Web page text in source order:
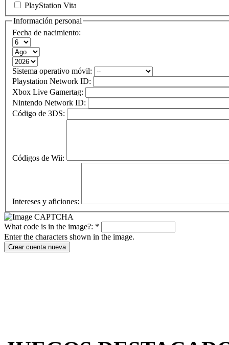
PlayStation Vita
Información personal
Fecha de nacimiento:
Sistema operativo móvil:
Playstation Network ID:
Xbox Live Gamertag:
Nintendo Network ID:
Código de 3DS:
Códigos de Wii:
Intereses y aficiones:
What code is in the image?: *
Enter the characters shown in the image.